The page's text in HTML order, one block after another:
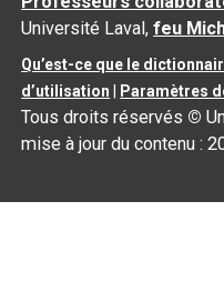
Université Laval,feu
Qu’est-ce que le
d’utilisation
Paramètres
Tous droits réservés ©
mise à jour du contenu :